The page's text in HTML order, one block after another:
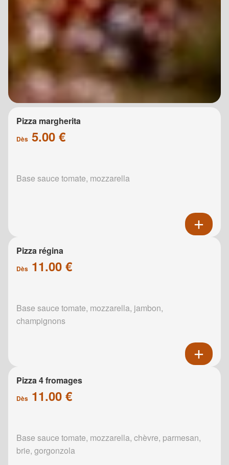
Pizza margherita
Dès 5.00 €
Base sauce tomate, mozzarella
Pizza régina
Dès 11.00 €
Base sauce tomate, mozzarella, jambon,
champignons
Pizza 4 fromages
Dès 11.00 €
Base sauce tomate, mozzarella, chèvre, parmesan,
brie, gorgonzola